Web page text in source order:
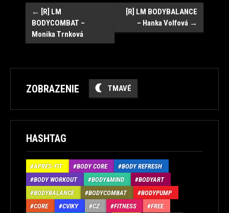
Post
navigation
← [R] LM
BODYCOMBAT –
Monika Trnková
[R] LM BODYBALANCE
– Hanka Volfová →
ZOBRAZENIE TMAVÉ
HASHTAG
APRÉS-FIT BODY CORE
BODY REFRESH
BODY WORKOUT
BODY&MIND
BODYART
BODYBALANCE
BODYCOMBAT
BODYPUMP
CORE
CVIKY CZ FITNESS
FREE